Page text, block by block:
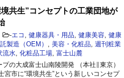
共生”コンセプトの工業団地が
-エコ 健康器具・用品 健康美容 健康
製造（OEM） 美容・化粧品 週刊粧業
流水 化粧品工場 富士山麓
の大成富士山南陵開発 （本社∥東京）
宮市に“環境共生”という新しいコンセプ